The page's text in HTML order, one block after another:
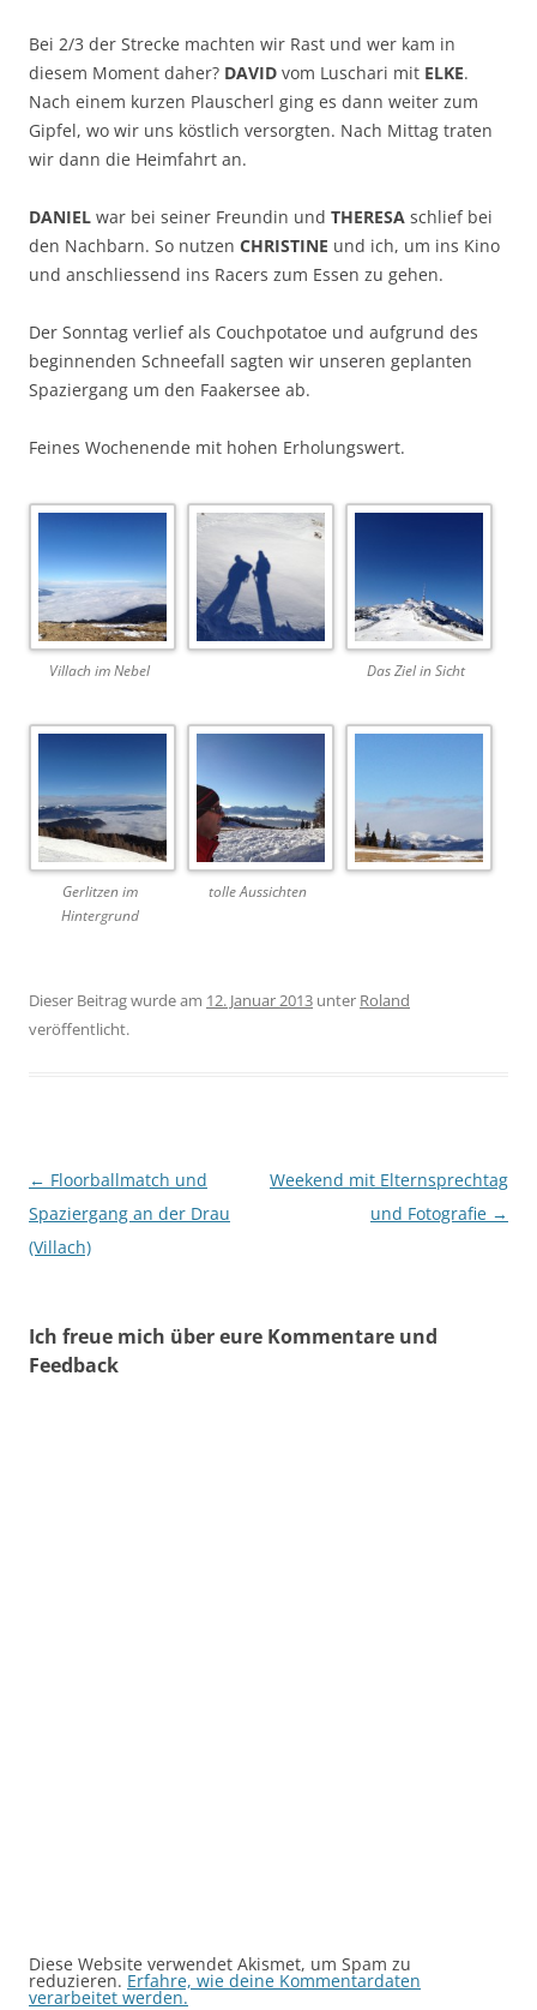
Bei 2/3 der Strecke machten wir Rast und wer kam in
diesem Moment daher? DAVID vom Luschari mit ELKE.
Nach einem kurzen Plauscherl ging es dann weiter zum
Gipfel, wo wir uns köstlich versorgten. Nach Mittag traten
wir dann die Heimfahrt an.
DANIEL war bei seiner Freundin und THERESA schlief bei
den Nachbarn. So nutzen CHRISTINE und ich, um ins Kino
und anschliessend ins Racers zum Essen zu gehen.
Der Sonntag verlief als Couchpotatoe und aufgrund des
beginnenden Schneefall sagten wir unseren geplanten
Spaziergang um den Faakersee ab.
Feines Wochenende mit hohen Erholungswert.
Villach im Nebel Das Ziel in Sicht
Gerlitzen im
Hintergrund
tolle Aussichten
Dieser Beitrag wurde am 12. Januar 2013 unter Roland
veröffentlicht.
Beitragsnavigation
← Floorballmatch und
Spaziergang an der Drau
(Villach)
Weekend mit Elternsprechtag
und Fotografie →
Ich freue mich über eure Kommentare und
Feedback
Diese Website verwendet Akismet, um Spam zu
reduzieren. Erfahre, wie deine Kommentardaten
verarbeitet werden.